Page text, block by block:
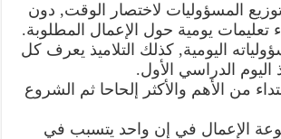
المسؤوليات لاختصار الوقت, دون
تعليمات يومية حول الإعمال المطلوبة.
اليومية, كذلك التلاميذ يعرف كل
اليوم الدراسي الأول.
من الأهم والأكثر إلحاحا ثم الشروع
الإعمال في إن واحد يتسبب في